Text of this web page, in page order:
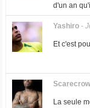
d'un an
Yashiro-
Et c'est
Scarecrow
La seule